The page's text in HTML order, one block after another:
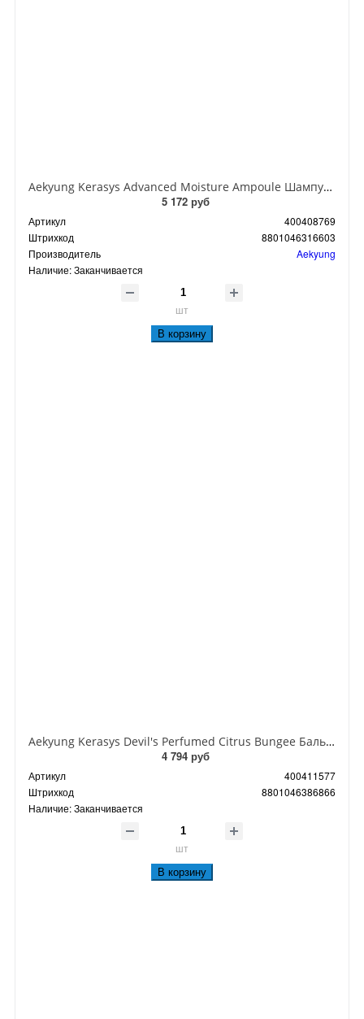
Aekyung Kerasys Advanced Moisture Ampoule Шампунь ампульный для сухих волос с церамидами Глубокое увлажнение 600 мл
5 172 руб
Артикул
400408769
Штрихкод
8801046316603
Производитель
Aekyung
Наличие:Заканчивается
шт
В корзину
Aekyung Kerasys Devil's Perfumed Citrus Bungee Бальзам-ополаскиватель парфюмированный Горький цитрус 500 мл
4 794 руб
Артикул
400411577
Штрихкод
8801046386866
Наличие:Заканчивается
шт
В корзину